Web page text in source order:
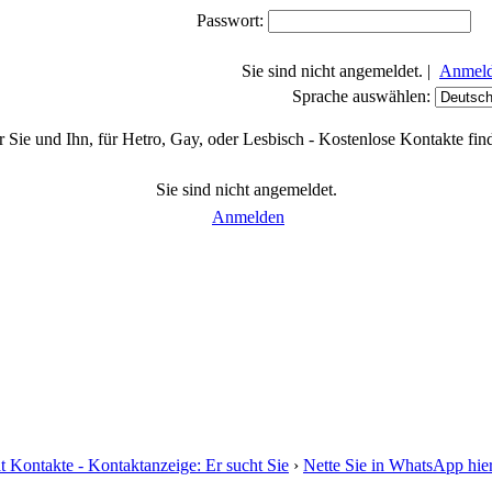
Passwort:
Sie sind nicht angemeldet. |
Sprache auswählen:
und Ihn, für Hetro, Gay, oder Lesbisch - Kostenlose Kontakte
Sie sind nicht angemeldet.
Anmelden
Kontakte - Kontaktanzeige: Er sucht Sie › Nette Sie in WhatsApp